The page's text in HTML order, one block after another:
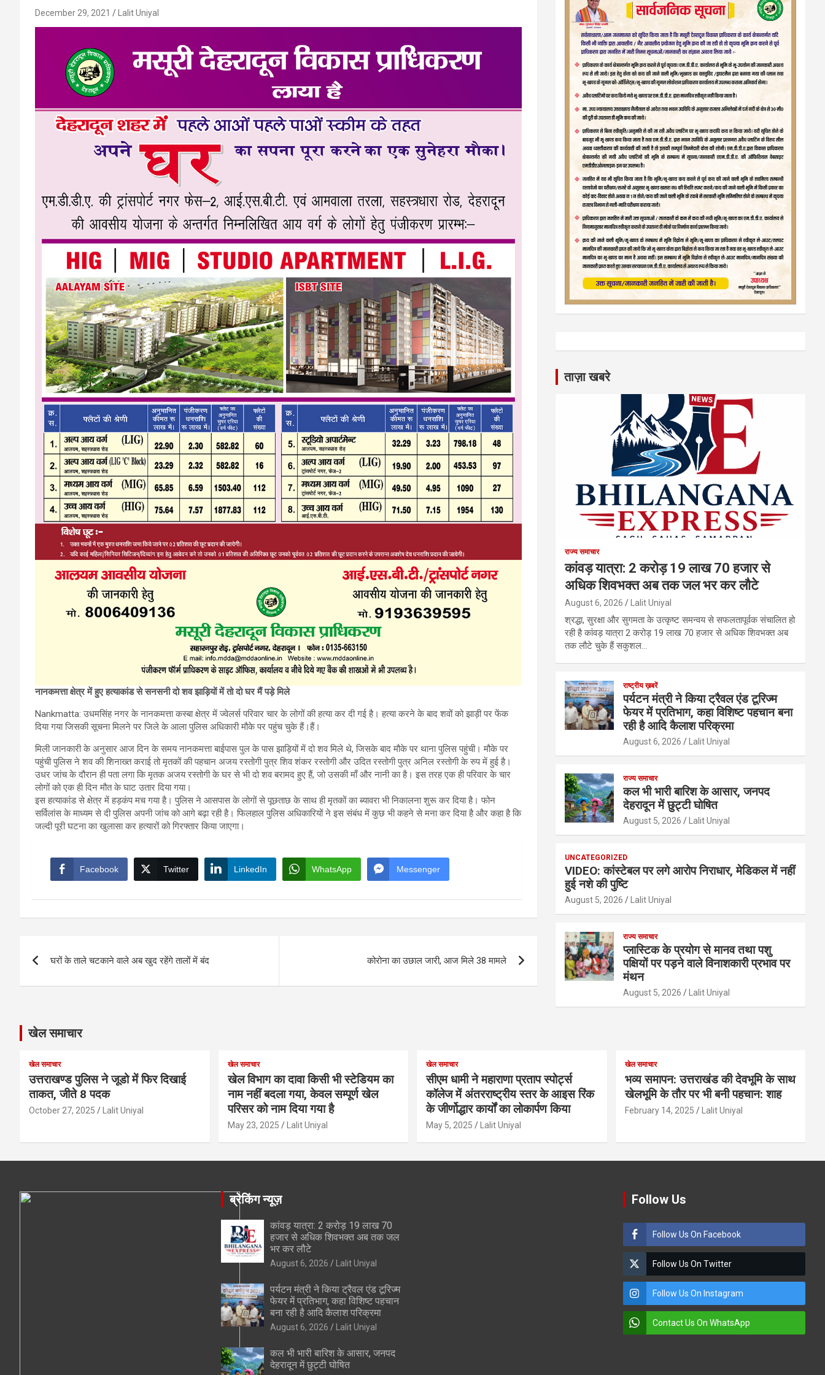
December 29, 2021 Lalit Uniyal
नानकमत्ता क्षेत्र में हुए हत्याकांड से सनसनी दो शव झाड़ियों में तो दो घर मैं पड़े मिले
Nankmatta: उधमसिंह नगर के नानकमत्ता कस्बा क्षेत्र में ज्वेलर्स परिवार चार के लोगों की हत्या कर दी गई है। हत्या करने के बाद शवों को झाड़ी पर फेंक
दिया गया जिसकी सूचना मिलने पर जिले के आला पुलिस अधिकारी मौके पर पहुंच चुके हैं।हैं।
मिली जानकारी के अनुसार आज दिन के समय नानकमत्ता बाईपास पुल के पास झाड़ियों में दो शव मिले थे, जिसके बाद मौके पर थाना पुलिस पहुंची। मौके पर
पहुंची पुलिस ने शव की शिनाख्त कराई तो मृतकों की पहचान अजय रस्तोगी पुत्र शिव शंकर रस्तोगी और उदित रस्तोगी पुत्र अनिल रस्तोगी के रुप में हुई है।
उधर जांच के दौरान ही पता लगा कि मृतक अजय रस्तोगी के घर से भी दो शव बरामद हुए हैं, जो उसकी माँ और नानी का है। इस तरह एक ही परिवार के चार
लोगों को एक ही दिन मौत के घाट उतार दिया गया।
इस हत्याकांड से क्षेत्र में हड़कंप मच गया है। पुलिस ने आसपास के लोगों से पूछताछ के साथ ही मृतकों का ब्यावरा भी निकालना शुरू कर दिया है। फोन
सर्विलांस के माध्यम से दी पुलिस अपनी जांच को आगे बढ़ा रही है। फिलहाल पुलिस अधिकारियों ने इस संबंध में कुछ भी कहने से मना कर दिया है और कहा है कि
जल्दी पूरी घटना का खुलासा कर हत्यारों को गिरफ्तार किया जाएगा।
Facebook Twitter LinkedIn WhatsApp Messenger
navigation
घरों के ताले चटकाने वाले अब खुद रहेंगे तालों में बंद कोरोना का उछाल जारी, आज मिले 38 मामले
ताज़ा खबरे
राज्य समाचार
कांवड़ यात्रा: 2 करोड़ 19 लाख 70 हजार से
अधिक शिवभक्त अब तक जल भर कर लौटे
August 6, 2026 Lalit Uniyal
श्रद्धा, सुरक्षा और सुगमता के उत्कृष्ट समन्वय से सफलतापूर्वक संचालित हो
रही है कांवड़ यात्रा 2 करोड़ 19 लाख 70 हजार से अधिक शिवभक्त अब
तक लौटे चुके हैं सकुशल…
राष्ट्रीय ख़बरें
पर्यटन मंत्री ने किया ट्रैवल एंड टूरिज्म
फेयर में प्रतिभाग, कहा विशिष्ट पहचान बना
रही है आदि कैलाश परिक्रमा
August 6, 2026 Lalit Uniyal
राज्य समाचार
कल भी भारी बारिश के आसार, जनपद
देहरादून में छुट्टी घोषित
August 5, 2026 Lalit Uniyal
UNCATEGORIZED
VIDEO: कांस्टेबल पर लगे आरोप निराधार, मेडिकल में नहीं
हुई नशे की पुष्टि
August 5, 2026 Lalit Uniyal
राज्य समाचार
प्लास्टिक के प्रयोग से मानव तथा पशु
पक्षियों पर पड़ने वाले विनाशकारी प्रभाव पर
मंथन
August 5, 2026 Lalit Uniyal
खेल समाचार
खेल समाचार
उत्तराखण्ड पुलिस ने जूडो में फिर दिखाई
ताकत, जीते 8 पदक
October 27, 2025 Lalit Uniyal
खेल समाचार
खेल विभाग का दावा किसी भी स्टेडियम का
नाम नहीं बदला गया, केवल सम्पूर्ण खेल
परिसर को नाम दिया गया है
May 23, 2025 Lalit Uniyal
खेल समाचार
सीएम धामी ने महाराणा प्रताप स्पोर्ट्स
कॉलेज में अंतरराष्ट्रीय स्तर के आइस रिंक
के जीर्णोद्धार कार्यों का लोकार्पण किया
May 5, 2025 Lalit Uniyal
खेल समाचार
भव्य समापन: उत्तराखंड की देवभूमि के साथ
खेलभूमि के तौर पर भी बनी पहचान: शाह
February 14, 2025 Lalit Uniyal
ब्रेकिंग न्यूज़
कांवड़ यात्रा: 2 करोड़ 19 लाख 70
हजार से अधिक शिवभक्त अब तक जल
भर कर लौटे
August 6, 2026 Lalit Uniyal
पर्यटन मंत्री ने किया ट्रैवल एंड टूरिज्म
फेयर में प्रतिभाग, कहा विशिष्ट पहचान
बना रही है आदि कैलाश परिक्रमा
August 6, 2026 Lalit Uniyal
कल भी भारी बारिश के आसार, जनपद
देहरादून में छुट्टी घोषित
Follow Us
Follow Us On Facebook
Follow Us On Twitter
Follow Us On Instagram
Contact Us On WhatsApp